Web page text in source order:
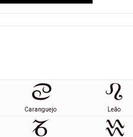
Caranguejo Leão